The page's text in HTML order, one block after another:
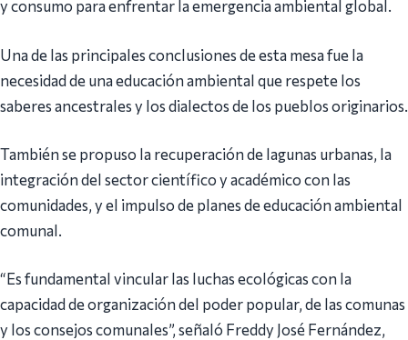
y consumo para enfrentar la emergencia ambiental global.
Una de las principales conclusiones de esta mesa fue la
necesidad de una educación ambiental que respete los
saberes ancestrales y los dialectos de los pueblos originarios.
También se propuso la recuperación de lagunas urbanas, la
integración del sector científico y académico con las
comunidades, y el impulso de planes de educación ambiental
comunal.
“Es fundamental vincular las luchas ecológicas con la
capacidad de organización del poder popular, de las comunas
y los consejos comunales”, señaló Freddy José Fernández,